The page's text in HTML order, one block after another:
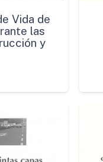
Vida de
las
y